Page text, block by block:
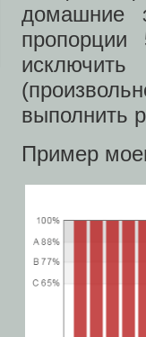
домашние
выполнить
Пример